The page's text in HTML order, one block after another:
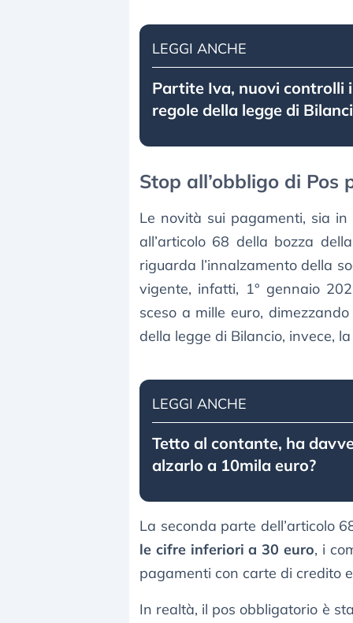
LEGGI ANCHE
Partite Iva, nuovi controlli
regole della legge di
Stop all’obbligo di
Le novità sui pagamenti, sia
all’articolo 68 della bozza della
riguarda l’innalzamento della
vigente, infatti, 1° gennaio
sceso a mille euro,
della legge di Bilancio, invece, la
LEGGI ANCHE
Tetto al contante, ha
alzarlo a 10mila euro?
La seconda parte dell’articolo
le cifre inferiori a 30 euro, i
pagamenti con carte di credito
In realtà, il pos obbligatorio è